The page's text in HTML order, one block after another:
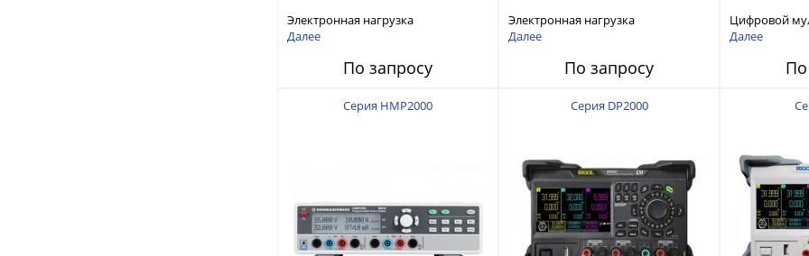
Электронная нагрузка
постоянного тока, одноканальная,
Далее
По запросу
Электронная нагрузка
постоянного тока, одноканальная,
Далее
По запросу
Цифровой
разрядностью
Далее
По
Серия HMP2000 Серия DP2000